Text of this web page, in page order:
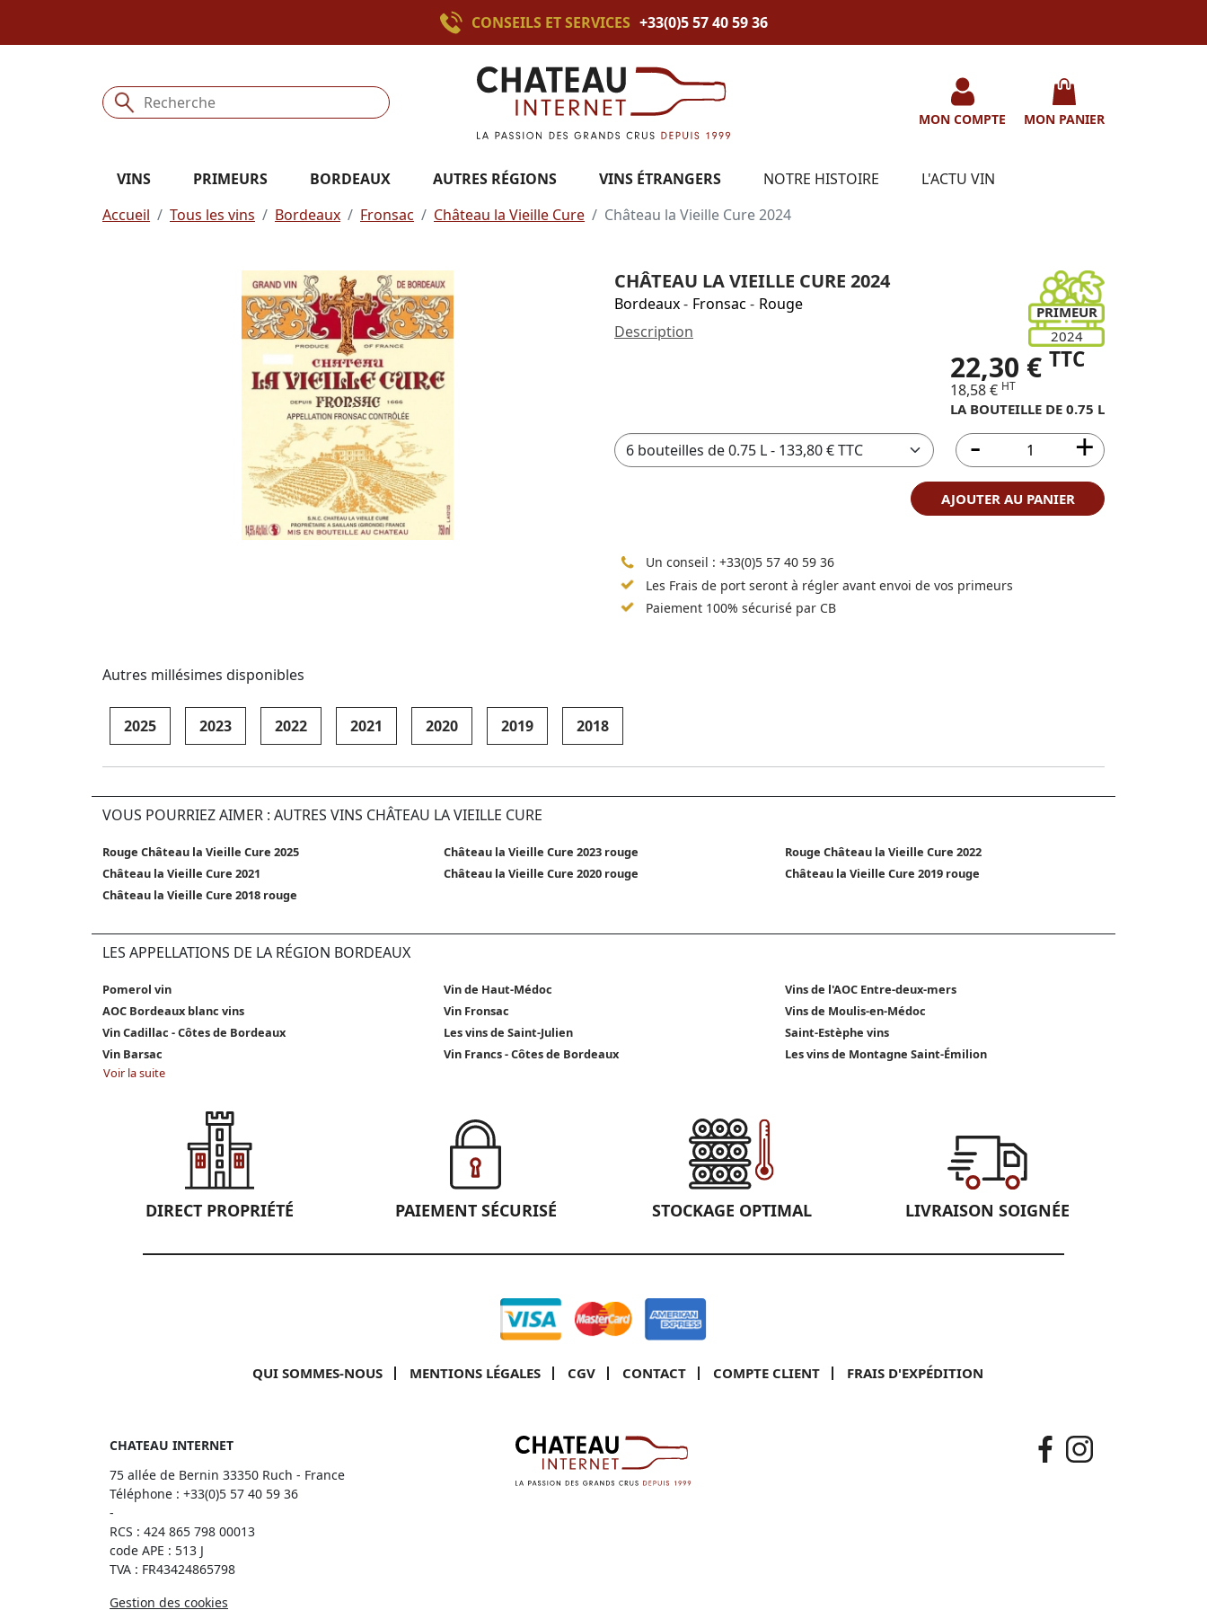
CONSEILS ET SERVICES +33(0)5 57 40 59 36
MON COMPTE MON PANIER
VINS PRIMEURS BORDEAUX AUTRES RÉGIONS VINS ÉTRANGERS NOTRE HISTOIRE
L'ACTU VIN
Accueil
Tous les vins Bordeaux Fronsac Château la Vieille Cure Château la Vieille Cure 2024
CHÂTEAU LA VIEILLE CURE 2024
Bordeaux- Fronsac - Rouge
PRIMEUR
2024
Description
22,30 € TTC
18,58 € HT
LA BOUTEILLE DE 0.75 L
AJOUTER AU PANIER
Un conseil : +33(0)5 57 40 59 36
Les Frais de port seront à régler avant envoi de vos primeurs
Paiement 100% sécurisé par CB
Autres millésimes disponibles
2025 2023 2022 2021 2020 2019 2018
VOUS POURRIEZ AIMER : AUTRES VINS CHÂTEAU LA VIEILLE CURE
Rouge Château la Vieille Cure 2025 Château la Vieille Cure 2023 rouge
Rouge Château la Vieille Cure 2022
Château la Vieille Cure 2021
Château la Vieille Cure 2020 rouge
Château la Vieille Cure 2019 rouge
Château la Vieille Cure 2018 rouge
LES APPELLATIONS DE LA RÉGION BORDEAUX
Pomerol vin Vin de Haut-Médoc
Vins de l'AOC Entre-deux-mers
AOC Bordeaux blanc vins
Vin Fronsac
Vins de Moulis-en-Médoc
Vin Cadillac - Côtes de Bordeaux
Les vins de Saint-Julien
Saint-Estèphe vins
Vin Barsac
Vin Francs - Côtes de Bordeaux
Les vins de Montagne Saint-Émilion
Voir la suite
DIRECT PROPRIÉTÉ PAIEMENT SÉCURISÉ STOCKAGE OPTIMAL LIVRAISON SOIGNÉE
QUI SOMMES-NOUS MENTIONS LÉGALES CGV CONTACT COMPTE CLIENT FRAIS D'EXPÉDITION
CHATEAU INTERNET
75 allée de Bernin 33350 Ruch - France
Téléphone : +33(0)5 57 40 59 36
-
RCS : 424 865 798 00013
code APE : 513 J
TVA : FR43424865798
Gestion des cookies